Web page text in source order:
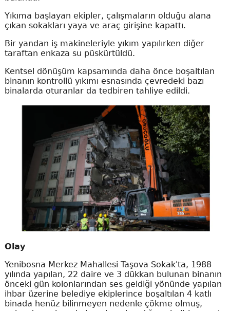
Yıkıma başlayan ekipler, çalışmaların olduğu alana
çıkan sokakları yaya ve araç girişine kapattı.
Bir yandan iş makineleriyle yıkım yapılırken diğer
taraftan enkaza su püskürtüldü.
Kentsel dönüşüm kapsamında daha önce boşaltılan
binanın kontrollü yıkımı esnasında çevredeki bazı
binalarda oturanlar da tedbiren tahliye edildi.
Olay
Yenibosna Merkez Mahallesi Taşova Sokak'ta, 1988
yılında yapılan, 22 daire ve 3 dükkan bulunan binanın
önceki gün kolonlarından ses geldiği yönünde yapılan
ihbar üzerine belediye ekiplerince boşaltılan 4 katlı
binada henüz bilinmeyen nedenle çökme olmuş,